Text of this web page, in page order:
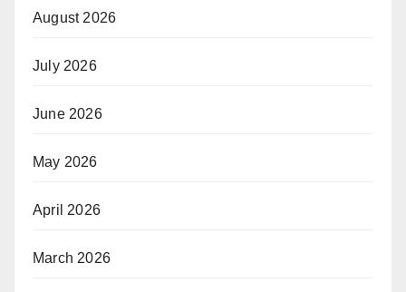
August 2026
July 2026
June 2026
May 2026
April 2026
March 2026